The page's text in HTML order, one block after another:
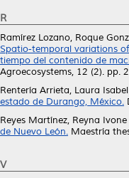
R
Ramírez Lozano, Roque
Spatio-temporal variations
tiempo del contenido de
Agroecosystems, 12 (2). pp.
Rentería Arrieta, Laura Isabel
estado de Durango, México.
Reyes Martínez, Reyna Ivone
de Nuevo León. Maestría
V